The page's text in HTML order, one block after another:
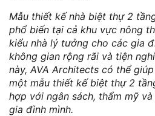
Mẫu thiết kế nhà biệt thự 2
phổ biến tại cả khu vực nông
kiểu nhà lý tưởng cho các gia
không gian rộng rãi và tiện
này, AVA Architects có thể
một mẫu thiết kế biệt thự 2
hợp với ngân sách, thẩm mỹ
gia đình mình.